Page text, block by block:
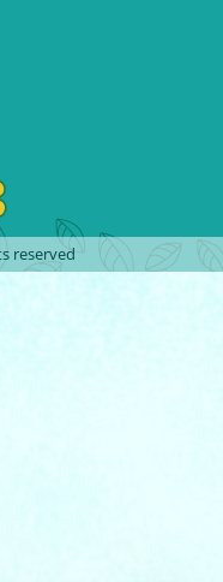
reserved